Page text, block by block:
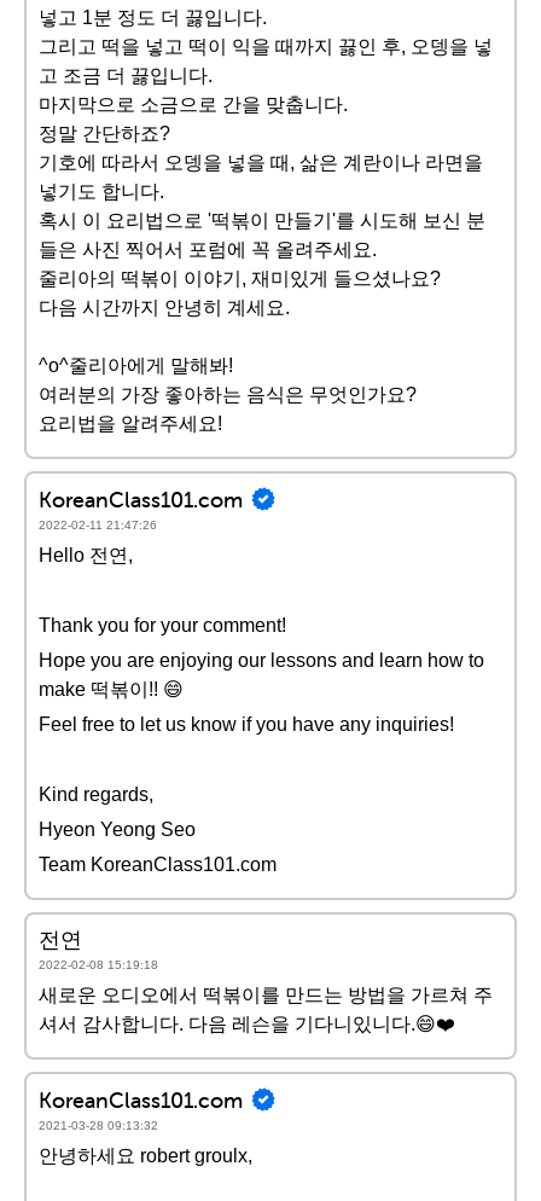
넣고 1분 정도 더 끓입니다.
그리고 떡을 넣고 떡이 익을 때까지 끓인 후, 오뎅을 넣
고 조금 더 끓입니다.
마지막으로 소금으로 간을 맞춥니다.
정말 간단하죠?
기호에 따라서 오뎅을 넣을 때, 삶은 계란이나 라면을
넣기도 합니다.
혹시 이 요리법으로 '떡볶이 만들기'를 시도해 보신 분
들은 사진 찍어서 포럼에 꼭 올려주세요.
줄리아의 떡볶이 이야기, 재미있게 들으셨나요?
다음 시간까지 안녕히 계세요.
^o^줄리아에게 말해봐!
여러분의 가장 좋아하는 음식은 무엇인가요?
요리법을 알려주세요!
KoreanClass101.com
2022-02-11 21:47:26
Hello 전연,
Thank you for your comment!
Hope you are enjoying our lessons and learn how to
make 떡볶이!! 😄
Feel free to let us know if you have any inquiries!
Kind regards,
Hyeon Yeong Seo
Team KoreanClass101.com
전연
2022-02-08 15:19:18
새로운 오디오에서 떡볶이를 만드는 방법을 가르쳐 주
셔서 감사합니다. 다음 레슨을 기다니있니다.😄❤️️
KoreanClass101.com
2021-03-28 09:13:32
안녕하세요 robert groulx,